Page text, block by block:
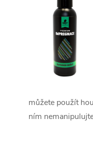
můžete použít
ním